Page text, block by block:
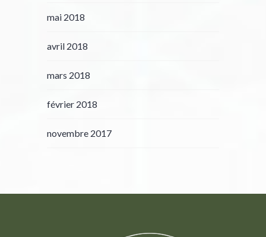
mai 2018
avril 2018
mars 2018
février 2018
novembre 2017